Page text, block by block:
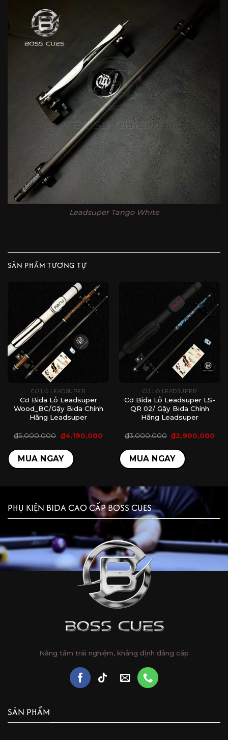
Leadsuper Tango White
SẢN PHẨM TƯƠNG TỰ
CƠ LỖ LEADSUPER
Cơ Bida Lỗ Leadsuper
Wood_BC/Gậy Bida Chính
Hãng Leadsuper
₫5,000,000 Giá
gốc
là:
₫5,000,000.
₫4,190,000Giá
₫4,190,000.
MUA NGAY
CƠ LỖ LEADSUPER
Cơ Bida Lỗ Leadsuper LS-
QR 02/ Gậy Bida Chính
Hãng Leadsuper
₫3,000,000 Giá
gốc
là:
₫3,000,000.
₫2,900,000
MUA NGAY
PHỤ KIỆN BIDA CAO CẤP BOSS CUES
Nâng tầm trải nghiệm, khẳng định đẳng cấp
SẢN PHẨM